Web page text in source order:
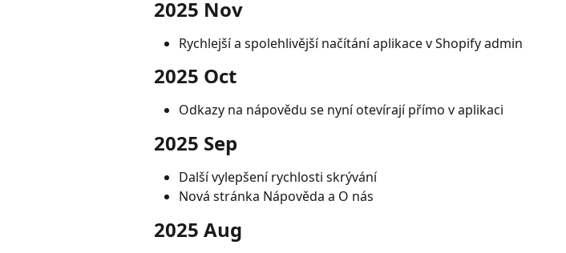
2025 Nov
Rychlejší a spolehlivější načítání aplikace v Shopify admin
2025 Oct
Odkazy na nápovědu se nyní otevírají přímo v aplikaci
2025 Sep
Další vylepšení rychlosti skrývání
Nová stránka Nápověda a O nás
2025 Aug